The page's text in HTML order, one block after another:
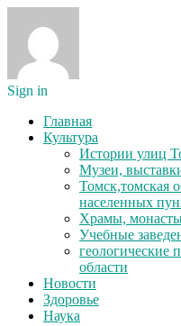
Sign in
Главная
Культура
Истории улиц
Музеи,
Томск,томская
населенных
Храмы,
Учебные
геологические
области
Новости
Здоровье
Наука